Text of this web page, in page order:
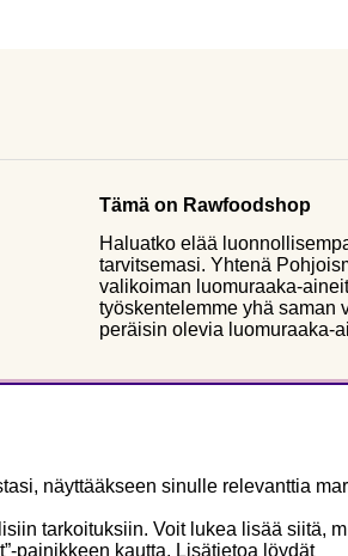
Tämä on Rawfoodshop
Haluatko elää
tarvitsemasi. Yhtenä
valikoiman luomuraaka-
työskentelemme yhä saman
peräisin olevia luomuraaka-
näyttääkseen sinulle relevanttia
tarkoituksiin. Voit lukea lisää siitä,
painikkeen kautta. Lisätietoa löydät